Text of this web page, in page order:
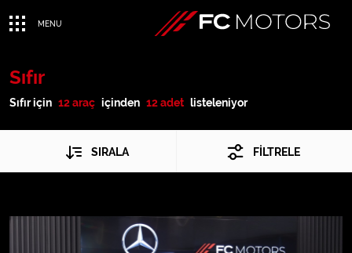
MENU
Sıfır
Sıfır için 12 araç içinden 12 adet listeleniyor
SIRALA FİLTRELE